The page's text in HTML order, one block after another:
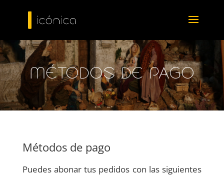
MÉTODOS DE PAGO
Métodos de pago
Puedes abonar tus pedidos con las siguientes